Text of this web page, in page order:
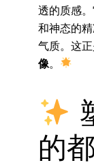
透的质感
和神态的
气质。这
像。
的